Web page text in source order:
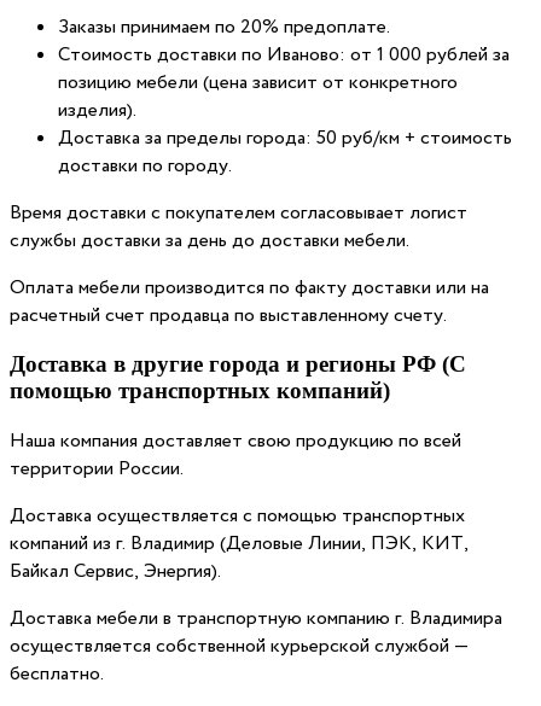
Заказы принимаем по 20% предоплате.
Стоимость доставки по Иваново: от 1 000 рублей за
позицию мебели (цена зависит от конкретного
изделия).
Доставка за пределы города: 50 руб/км + стоимость
доставки по городу.
Время доставки с покупателем согласовывает логист
службы доставки за день до доставки мебели.
Оплата мебели производится по факту доставки или на
расчетный счет продавца по выставленному счету.
Доставка в другие города и регионы РФ (С
помощью транспортных компаний)
Наша компания доставляет свою продукцию по всей
территории России.
Доставка осуществляется с помощью транспортных
компаний из г. Владимир (Деловые Линии, ПЭК, КИТ,
Байкал Сервис, Энергия).
Доставка мебели в транспортную компанию г. Владимира
осуществляется собственной курьерской службой —
бесплатно.